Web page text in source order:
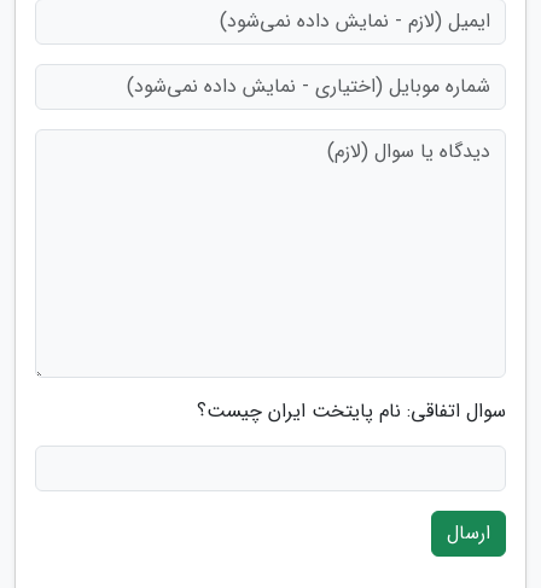
سوال اتفاقی: نام پایتخت ایران چیست؟
ارسال